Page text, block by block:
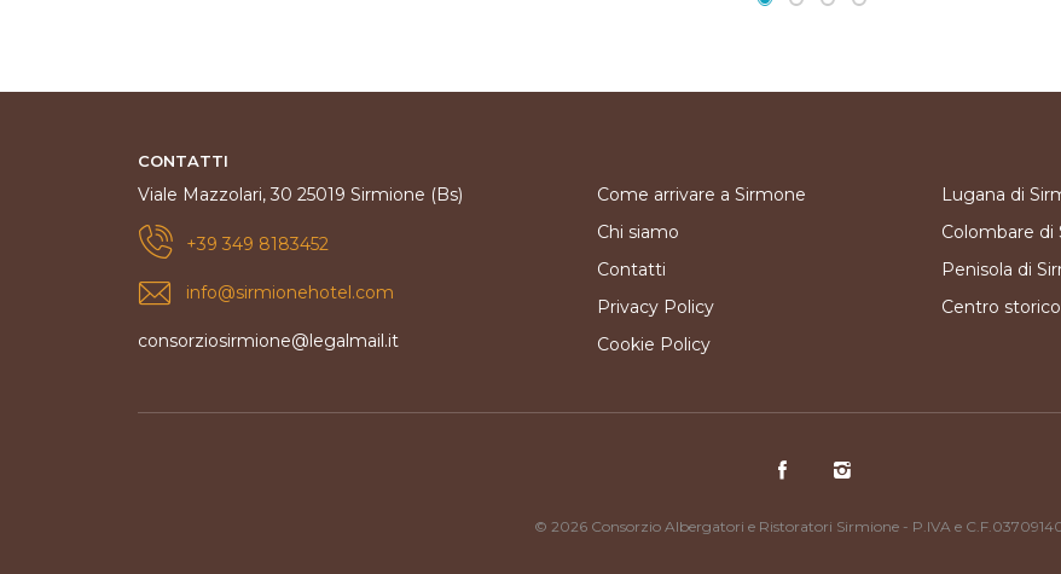
CONTATTI
Viale Mazzolari, 30 25019 Sirmione (Bs)
+39 349 8183452
info@sirmionehotel.com
consorziosirmione@legalmail.it
Come arrivare a Sirmone
Chi siamo
Contatti
Privacy Policy
Cookie Policy
Lugana di
Colombare di
Penisola di
Centro
© 2026 Consorzio Albergatori e Ristoratori Sirmione - P.IVA e